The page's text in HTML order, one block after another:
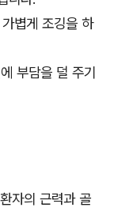
볍게 조깅을 하
부담을 덜 주기
자의 근력과 골